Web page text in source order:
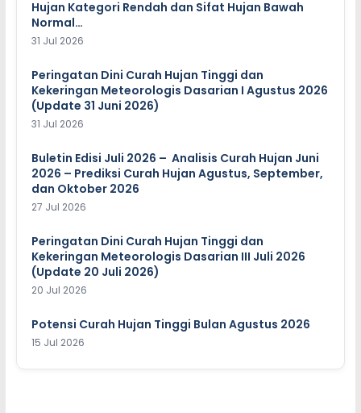
Hujan Kategori Rendah dan Sifat Hujan Bawah
Normal…
31 Jul 2026
Peringatan Dini Curah Hujan Tinggi dan
Kekeringan Meteorologis Dasarian I Agustus 2026
(Update 31 Juni 2026)
31 Jul 2026
Buletin Edisi Juli 2026 – Analisis Curah Hujan Juni
2026 – Prediksi Curah Hujan Agustus, September,
dan Oktober 2026
27 Jul 2026
Peringatan Dini Curah Hujan Tinggi dan
Kekeringan Meteorologis Dasarian III Juli 2026
(Update 20 Juli 2026)
20 Jul 2026
Potensi Curah Hujan Tinggi Bulan Agustus 2026
15 Jul 2026